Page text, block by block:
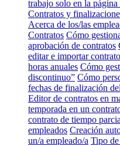
trabajo solo en la página
Contratos y
Acerca de los/las
Contratos Cómo
aprobación de contratos
editar e importar
horas anuales Cómo
discontinuo” Cómo
fechas de finalización
Editor de contratos en
temporada en un
contrato de tiempo
empleados Creación
un/a empleado/a Tipo